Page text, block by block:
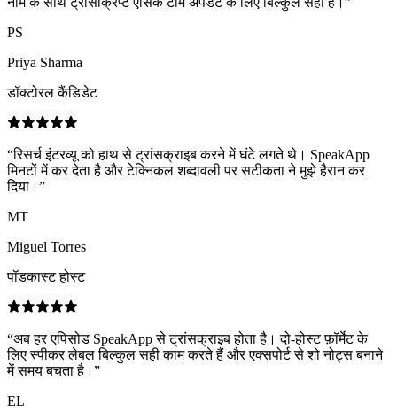
PS
Priya Sharma
डॉक्टोरल कैंडिडेट
“रिसर्च इंटरव्यू को हाथ से ट्रांसक्राइब करने में घंटे लगते थे। SpeakApp
मिनटों में कर देता है और टेक्निकल शब्दावली पर सटीकता ने मुझे हैरान कर
दिया। ”
MT
Miguel Torres
पॉडकास्ट होस्ट
“अब हर एपिसोड SpeakApp से ट्रांसक्राइब होता है। दो-होस्ट फ़ॉर्मेट के
लिए स्पीकर लेबल बिल्कुल सही काम करते हैं और एक्सपोर्ट से शो नोट्स बनाने
में समय बचता है। ”
EL